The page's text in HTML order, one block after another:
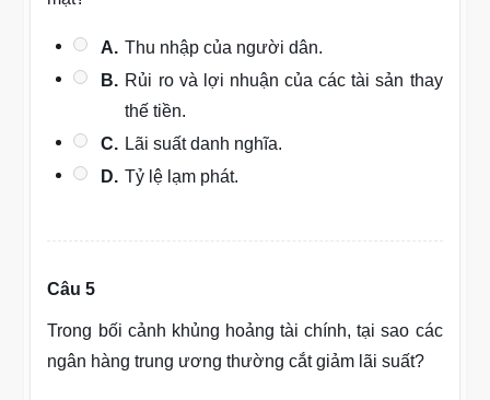
A. Thu nhập của người dân.
B. Rủi ro và lợi nhuận của các tài sản thay
thế tiền.
C. Lãi suất danh nghĩa.
D. Tỷ lệ lạm phát.
Câu 5
Trong bối cảnh khủng hoảng tài chính, tại sao các
ngân hàng trung ương thường cắt giảm lãi suất?